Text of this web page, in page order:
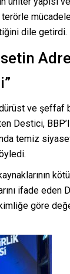
dile getirdi.
ve şeffaf
Destici,
temiz
ifade eden
göre